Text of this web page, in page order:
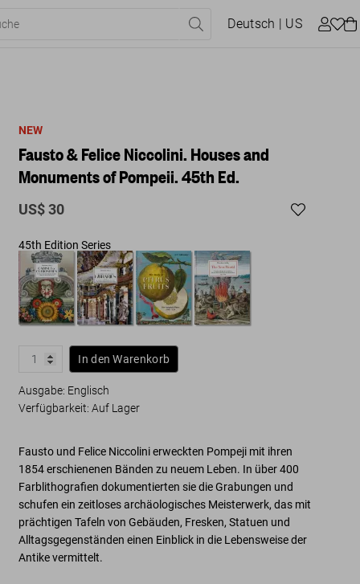
Deutsch | US
NEW
Fausto & Felice Niccolini. Houses and
Monuments of Pompeii. 45th Ed.
US$ 30
45th Edition Series
In den Warenkorb
Ausgabe: Englisch
Verfügbarkeit:Auf Lager
Fausto und Felice Niccolini erweckten Pompeji mit ihren
1854 erschienenen Bänden zu neuem Leben. In über 400
Farblithografien dokumentierten sie die Grabungen und
schufen ein zeitloses archäologisches Meisterwerk, das mit
prächtigen Tafeln vonGebäuden, Fresken, Statuen und
Alltagsgegenständen einen Einblick in die Lebensweise der
Antike vermittelt.